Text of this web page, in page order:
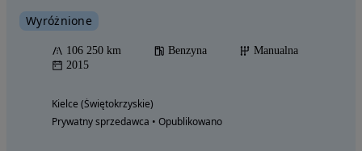
Wyróżnione
106 250 km Benzyna
Manualna
2015
Kielce (Świętokrzyskie)
Prywatny sprzedawca • Opublikowano